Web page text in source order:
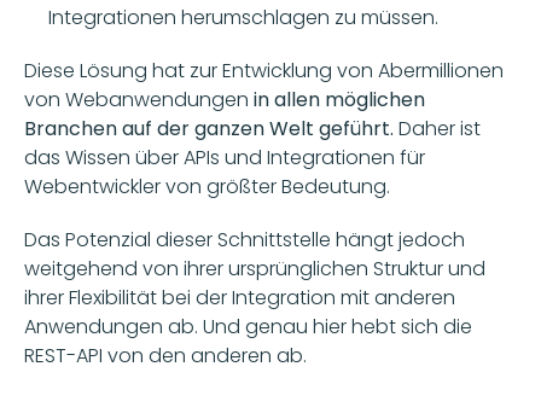
Integrationen herumschlagen zu müssen.
Diese Lösung hat zur Entwicklung von Abermillionen
von Webanwendungen in allen möglichen
Branchen auf der ganzen Welt geführt. Daher ist
das Wissen über APIs und Integrationen für
Webentwickler von größter Bedeutung.
Das Potenzial dieser Schnittstelle hängt jedoch
weitgehend von ihrer ursprünglichen Struktur und
ihrer Flexibilität bei der Integration mit anderen
Anwendungen ab. Und genau hier hebt sich die
REST-API von den anderen ab.